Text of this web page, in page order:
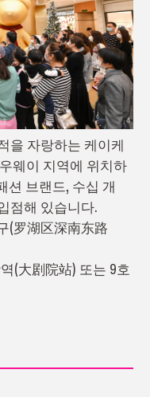
을 자랑하는 케이케
웨이 지역에 위치하
션 브랜드, 수십 개
점해 있습니다.
(罗湖区深南东路
(大剧院站) 또는 9호